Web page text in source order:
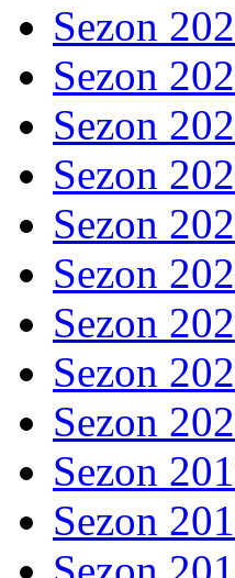
Sezon
Sezon
Sezon
Sezon
Sezon
Sezon
Sezon
Sezon
Sezon
Sezon
Sezon